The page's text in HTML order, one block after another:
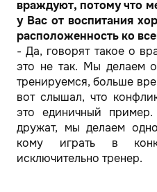
враждуют, потому что
у Вас от воспитания
расположенность ко
- Да, говорят такое о
это не так. Мы делаем
тренируемся, больше
вот слышал, что
это единичный
дружат, мы делаем
кому играть в
исключительно тренер.